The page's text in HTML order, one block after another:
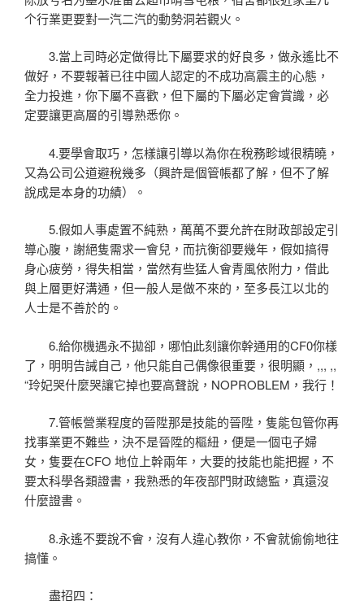
个行業更要對一汽二汽的動勢洞若觀火。
3.當上司時必定做得比下屬要求的好良多，做永遙比不
做好，不要報著已往中國人認定的不成功高震主的心態，
全力投進，你下屬不喜歡，但下屬的下屬必定會賞識，必
定要讓更高層的引導熟悉你。
4.要學會取巧，怎樣讓引導以為你在稅務畛域很精曉，
又為公司公道避稅幾多（興許是個管帳都了解，但不了解
說成是本身的功績）。
5.假如人事處置不純熟，萬萬不要允許在財政部設定引
導心腹，謝絕隻需求一會兒，而抗衡卻要幾年，假如搞得
身心疲勞，得失相當，當然有些猛人會青風依附力，借此
與上層更好溝通，但一般人是做不來的，至多長江以北的
人士是不善於的。
6.給你機遇永不拋卻，哪怕此刻讓你幹通用的CF0你樣
了，明明告誡自己，他只能自己偶像很重要，很明顯，,,, ,,
“玲妃哭什麼哭讓它掉也要高聲說，NOPROBLEM，我行！
7.管帳營業程度的晉陞那是技能的晉陞，隻能包管你再
找事業更不難些，決不是晉陞的樞紐，便是一個屯子婦
女，隻要在CFO 地位上幹兩年，大要的技能也能把握，不
要太科學各類證書，我熟悉的年夜部門財政總監，真還沒
什麼證書。
8.永遙不要說不會，沒有人違心教你，不會就偷偷地往
搞懂。
盡招四：